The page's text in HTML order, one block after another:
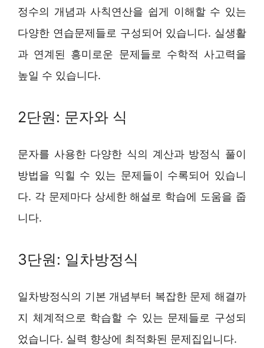
정수의 개념과 사칙연산을 쉽게 이해할 수 있는
다양한 연습문제들로 구성되어 있습니다. 실생활
과 연계된 흥미로운 문제들로 수학적 사고력을
높일 수 있습니다.
2단원: 문자와 식
문자를 사용한 다양한 식의 계산과 방정식 풀이
방법을 익힐 수 있는 문제들이 수록되어 있습니
다. 각 문제마다 상세한 해설로 학습에 도움을 줍
니다.
3단원: 일차방정식
일차방정식의 기본 개념부터 복잡한 문제 해결까
지 체계적으로 학습할 수 있는 문제들로 구성되
었습니다. 실력 향상에 최적화된 문제집입니다.